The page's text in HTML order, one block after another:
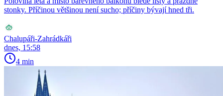
stonky. Příčinou většinou není sucho; příčiny bývají hned tři.
Chalupáři-Zahrádkáři
dnes, 15:58
4 min